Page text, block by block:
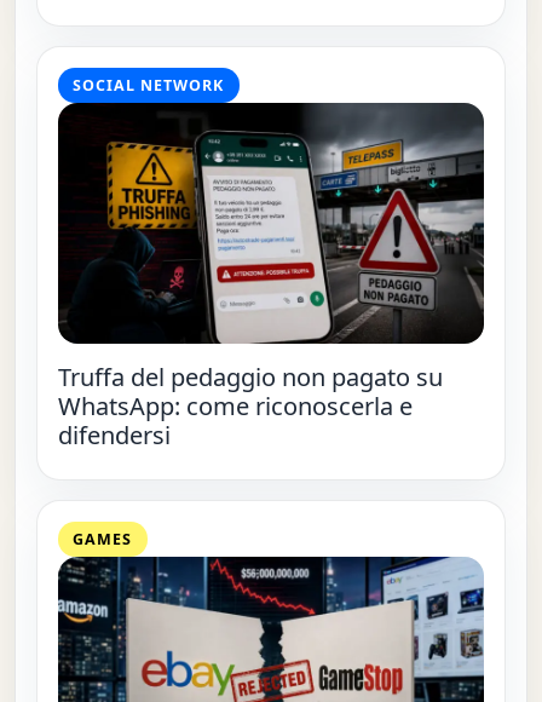
SOCIAL NETWORK
Truffa del pedaggio non pagato su
WhatsApp: come riconoscerla e
difendersi
GAMES